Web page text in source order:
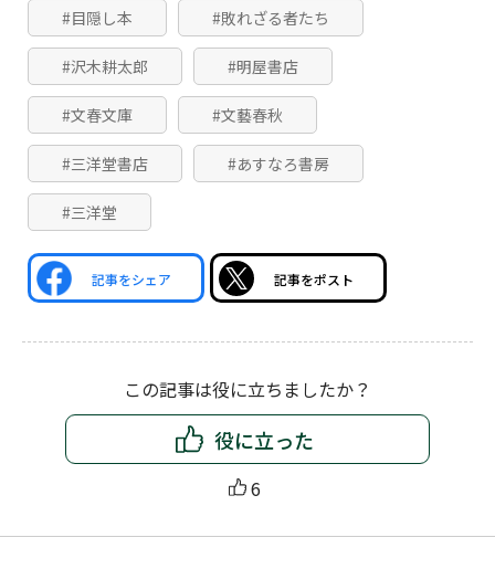
#目隠し本 #敗れざる者たち
#沢木耕太郎 #明屋書店
#文春文庫 #文藝春秋
#三洋堂書店 #あすなろ書房
#三洋堂
記事をシェア 記事をポスト
この記事は役に立ちましたか？
役に立った
6